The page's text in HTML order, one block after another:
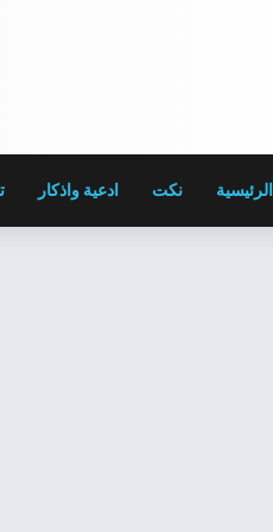
الرئيسية نكت ادعية واذكار